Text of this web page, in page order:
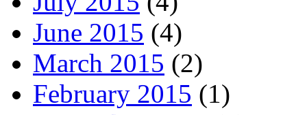
June 2015 (4)
March 2015 (2)
February 2015 (1)